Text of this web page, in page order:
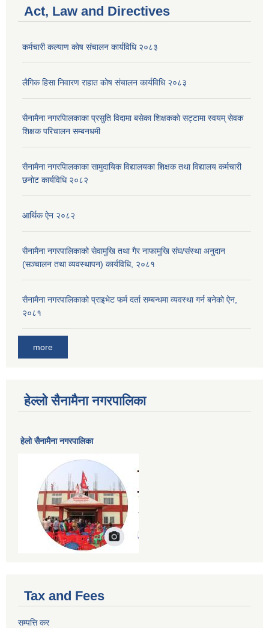
Act, Law and Directives
कर्मचारी कल्याण काेष संचालन कार्यविधि २०८३
लैगिक हिसा निवारण राहात कोष संचालन कार्यविधि २०८३
सैनामैना नगरपािलकाका प्रसुति विदामा बसेका शिक्षककाे सट्टामा स्वयम् सेवक
शिक्षक परिचालन सम्बनधमी
सैनामैना नगरपािलकाका सामुदायिक विद्यालयका शिक्षक तथा विद्यालय कर्मचारी
छनाेट कार्यविधि २०८२
आर्थिक ऐन २०८२
सैनामैना नगरपालिकाको सेवामुखि तथा गैर नाफामुखि संघ/संस्था अनुदान
(सञ्चालन तथा व्यवस्थापन) कार्यविधि, २०८१
सैनामैना नगरपालिकाको प्राइभेट फर्म दर्ता सम्बन्धमा व्यवस्था गर्न बनेको ऐन,
२०८१
more
हेल्लो सैनामैना नगरपालिका
हेलाे सैनामैना नगरपालिका
Tax and Fees
सम्पत्ति कर